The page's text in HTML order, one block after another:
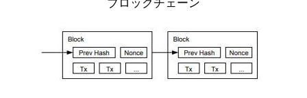
ブロックチェーン